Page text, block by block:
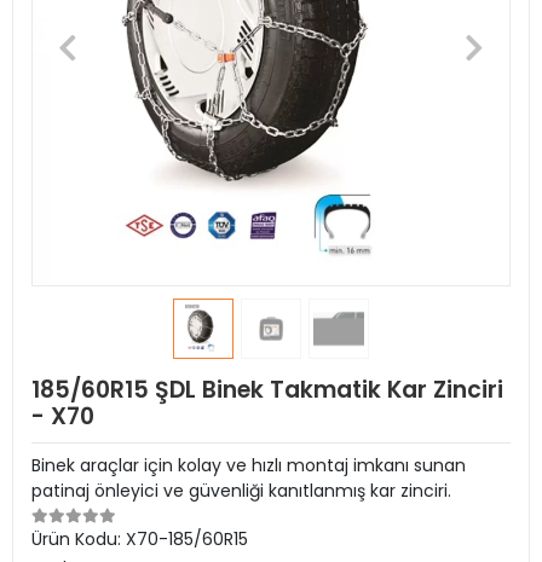
185/60R15 ŞDL Binek Takmatik Kar Zinciri
- X70
Binek araçlar için kolay ve hızlı montaj imkanı sunan
patinaj önleyici ve güvenliği kanıtlanmış kar zinciri.
Ürün Kodu: X70-185/60R15